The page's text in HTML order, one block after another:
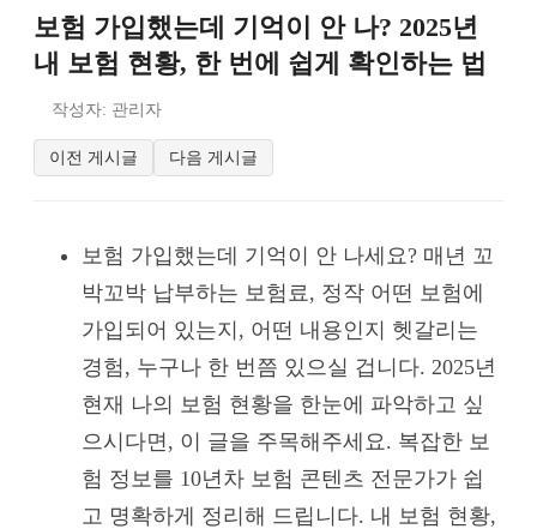
보험 가입했는데 기억이 안 나? 2025년
내 보험 현황, 한 번에 쉽게 확인하는 법
작성자: 관리자
이전 게시글 다음 게시글
보험 가입했는데 기억이 안 나세요? 매년 꼬
박꼬박 납부하는 보험료, 정작 어떤 보험에
가입되어 있는지, 어떤 내용인지 헷갈리는
경험, 누구나 한 번쯤 있으실 겁니다. 2025년
현재 나의 보험 현황을 한눈에 파악하고 싶
으시다면, 이 글을 주목해주세요. 복잡한 보
험 정보를 10년차 보험 콘텐츠 전문가가 쉽
고 명확하게 정리해 드립니다. 내 보험 현황,